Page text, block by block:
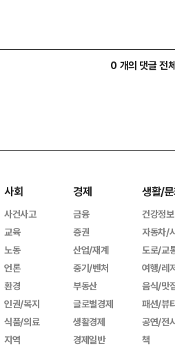
0 개의 댓글 전
사회
사건사고
교육
노동
언론
환경
인권/복지
식품/의료
지역
경제
금융
증권
산업/재계
중기/벤처
부동산
글로벌경제
생활경제
경제일반
생활/
건강정보
자동차/
도로/교
여행/레
음식/맛
패션/뷰
공연/전
책